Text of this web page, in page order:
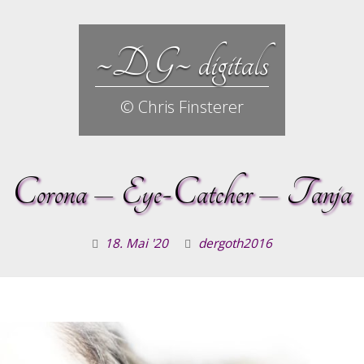
~DG~ digitals
© Chris Finsterer
Corona – Eye-Catcher – Tanja
18. Mai '20
dergoth2016